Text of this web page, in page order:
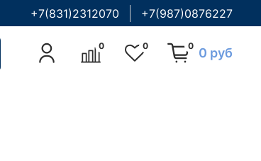
+7(831)2312070 +7(987)0876227
0 0 0 0 руб